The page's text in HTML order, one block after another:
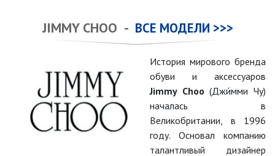
JIMMY CHOO - ВСЕ МОДЕЛИ >>>
История мирового бренда
обуви и аксессуаров
Jimmy Choo (Джи́мми Чу)
началась в
Великобритании, в 1996
году. Основал компанию
талантливый дизайнер